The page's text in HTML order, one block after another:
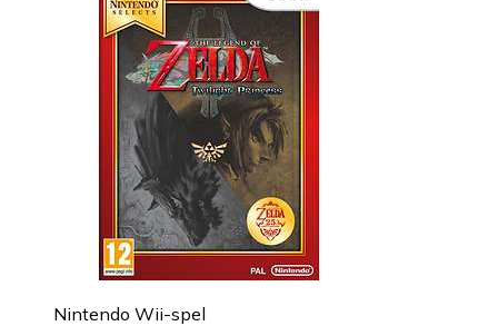
Nintendo Wii-spel